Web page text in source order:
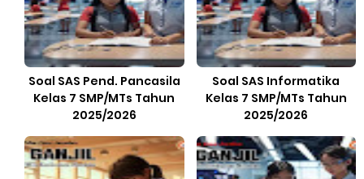
Soal SAS Pend. Pancasila
Kelas 7 SMP/MTs Tahun
2025/2026
Soal SAS Informatika
Kelas 7 SMP/MTs Tahun
2025/2026